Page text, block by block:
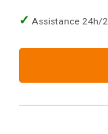
Assistance 24h/